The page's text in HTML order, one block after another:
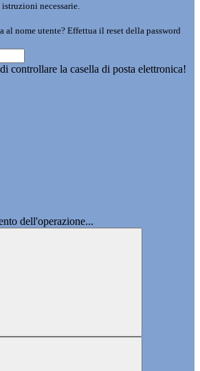
necessarie.
al nome utente? Effettua il reset della password
controllare la casella di posta elettronica!
dell'operazione...